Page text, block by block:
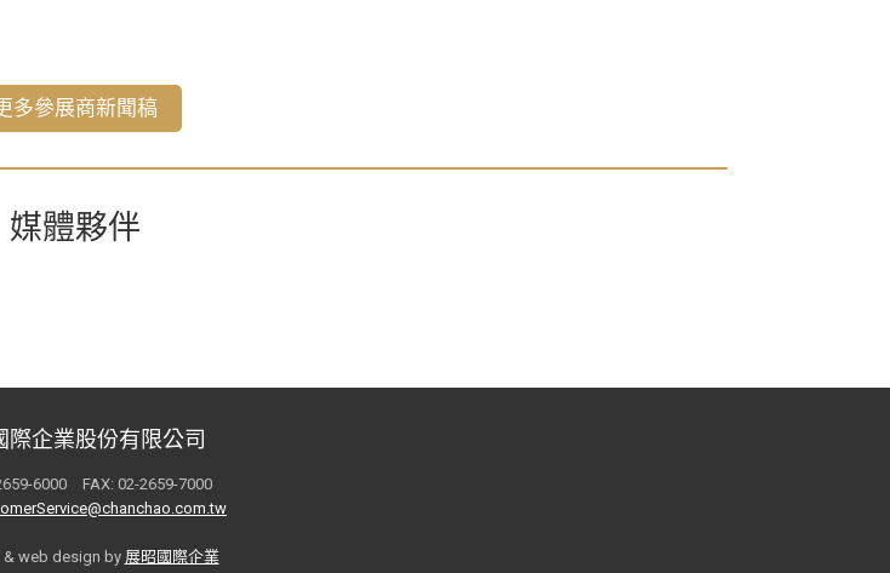
多參展商新聞稿
媒體夥伴
際企業股份有限公司
6000 FAX: 02-2659-7000
& web design by 展昭國際企業